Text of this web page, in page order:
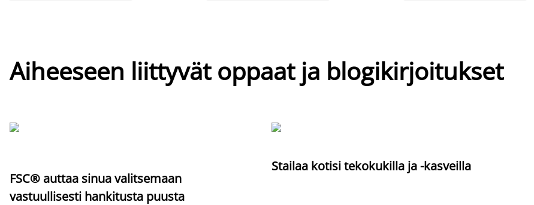
Aiheeseen liittyvät oppaat ja blogikirjoitukset
FSC® auttaa sinua valitsemaan
vastuullisesti hankitusta puusta
Stailaa kotisi tekokukilla ja -kasveilla